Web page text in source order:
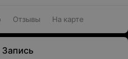
Отзывы На карте
Запись